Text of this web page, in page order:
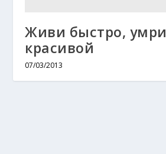
Живи быстро, умри
красивой
07/03/2013